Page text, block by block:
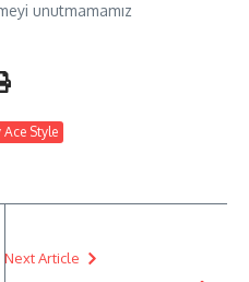
unutmamamız
Style
Next Article